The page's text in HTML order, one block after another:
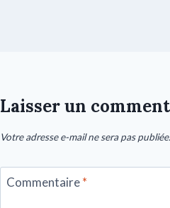
Laisser un
Votre adresse e-mail ne sera pas publiée.
Commentaire*